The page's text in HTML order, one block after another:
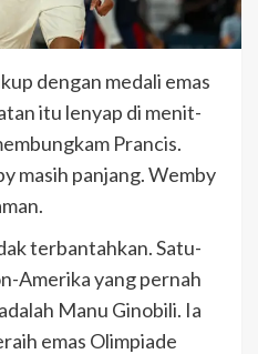
dengan medali emas
itu lenyap di menit-
Prancis.
masih panjang. Wemby
terbantahkan. Satu-
Amerika yang pernah
Manu Ginobili. Ia
emas Olimpiade